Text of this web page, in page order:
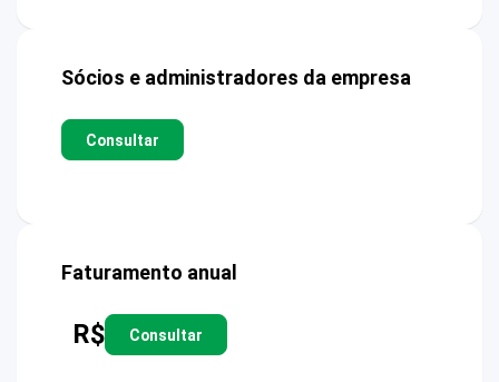
Sócios e administradores da empresa
Consultar
Faturamento anual
R$ Consultar